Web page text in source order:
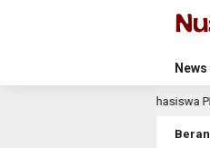
News
Mahasiswa PPPG Pelatihan